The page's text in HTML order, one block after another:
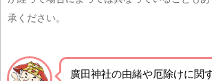
承ください。
廣田神社の由緒や厄除けに関